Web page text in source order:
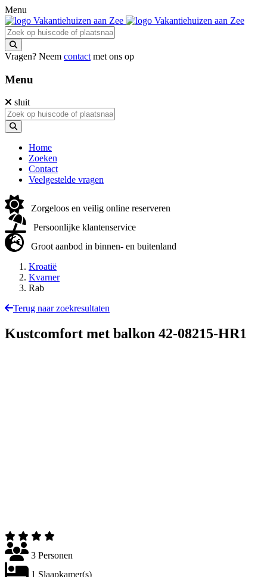
Menu
Vragen? Neem contact met ons op
Menu
sluit
Home
Zoeken
Contact
Veelgestelde vragen
Zorgeloos en veilig online reserveren
Persoonlijke klantenservice
Groot aanbod in binnen- en buitenland
Kroatië
Kvarner
Rab
Terug naar zoekresultaten
Kustcomfort met balkon 42-08215-HR1
3 Personen
1 Slaapkamer(s)